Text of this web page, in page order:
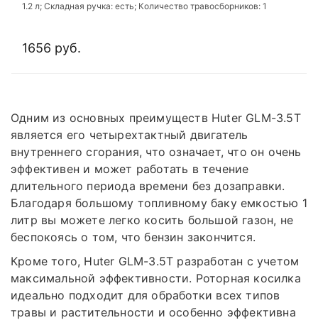
1.2 л; Складная ручка: есть; Количество травосборников: 1
1656 руб.
Одним из основных преимуществ Huter GLM-3.5T
является его четырехтактный двигатель
внутреннего сгорания, что означает, что он очень
эффективен и может работать в течение
длительного периода времени без дозаправки.
Благодаря большому топливному баку емкостью 1
литр вы можете легко косить большой газон, не
беспокоясь о том, что бензин закончится.
Кроме того, Huter GLM-3.5T разработан с учетом
максимальной эффективности. Роторная косилка
идеально подходит для обработки всех типов
травы и растительности и особенно эффективна